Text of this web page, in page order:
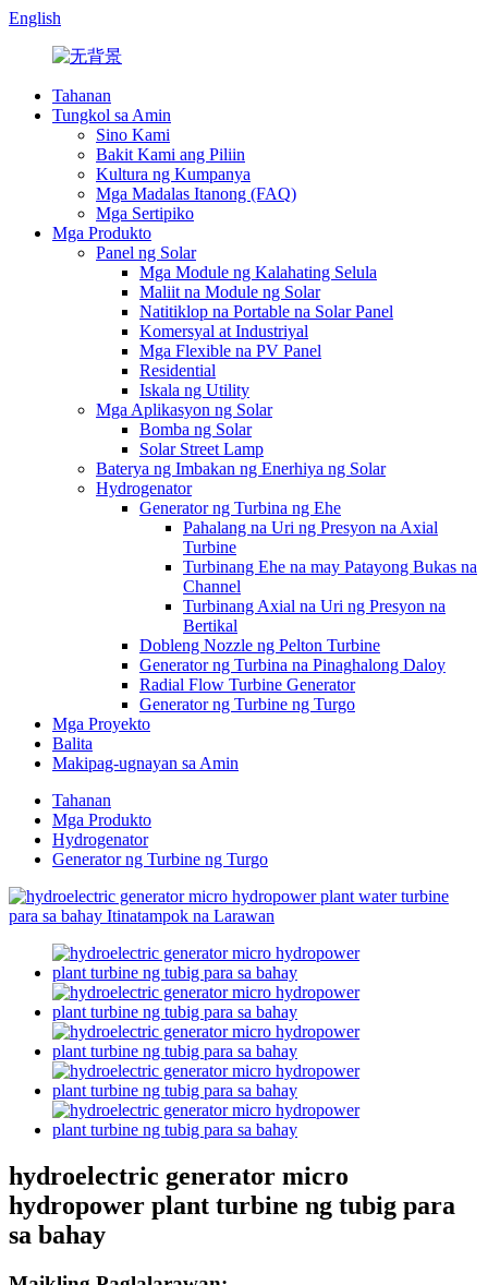
English
Tahanan
Tungkol sa Amin
Sino Kami
Bakit Kami ang Piliin
Kultura ng Kumpanya
Mga Madalas Itanong (FAQ)
Mga Sertipiko
Mga Produkto
Panel ng Solar
Mga Module ng Kalahating Selula
Maliit na Module ng Solar
Natitiklop na Portable na Solar Panel
Komersyal at Industriyal
Mga Flexible na PV Panel
Residential
Iskala ng Utility
Mga Aplikasyon ng Solar
Bomba ng Solar
Solar Street Lamp
Baterya ng Imbakan ng Enerhiya ng Solar
Hydrogenator
Generator ng Turbina ng Ehe
Pahalang na Uri ng Presyon na Axial
Turbine
Turbinang Ehe na may Patayong Bukas na
Channel
Turbinang Axial na Uri ng Presyon na
Bertikal
Dobleng Nozzle ng Pelton Turbine
Generator ng Turbina na Pinaghalong Daloy
Radial Flow Turbine Generator
Generator ng Turbine ng Turgo
Mga Proyekto
Balita
Makipag-ugnayan sa Amin
Tahanan
Mga Produkto
Hydrogenator
Generator ng Turbine ng Turgo
hydroelectric generator micro
hydropower plant turbine ng tubig para
sa bahay